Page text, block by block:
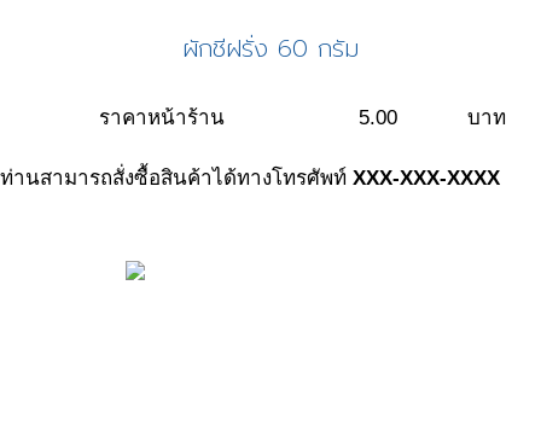
ผักชีฝรั่ง 60 กรัม
ราคาหน้าร้าน 5.00 บาท
ท่านสามารถสั่งซื้อสินค้าได้ทางโทรศัพท์ XXX-XXX-XXXX